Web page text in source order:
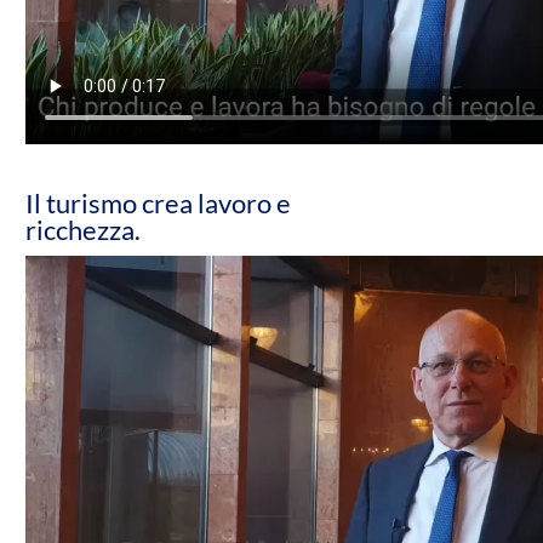
Il turismo crea lavoro e
ricchezza.